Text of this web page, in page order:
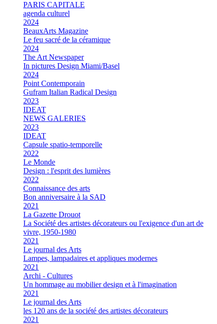
PARIS CAPITALE
agenda culturel
2024
BeauxArts Magazine
Le feu sacré de la céramique
2024
The Art Newspaper
In pictures Design Miami/Basel
2024
Point Contemporain
Gufram Italian Radical Design
2023
IDEAT
NEWS GALERIES
2023
IDEAT
Capsule spatio-temporelle
2022
Le Monde
Design : l'esprit des lumières
2022
Connaissance des arts
Bon anniversaire à la SAD
2021
La Gazette Drouot
La Société des artistes décorateurs ou l'exigence d'un art de
vivre, 1950-1980
2021
Le journal des Arts
Lampes, lampadaires et appliques modernes
2021
Archi - Cultures
Un hommage au mobilier design et à l'imagination
2021
Le journal des Arts
les 120 ans de la société des artistes décorateurs
2021